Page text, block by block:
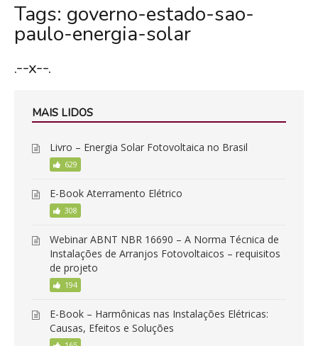
Tags: governo-estado-sao-
paulo-energia-solar
.--x--.
MAIS LIDOS
Livro – Energia Solar Fotovoltaica no Brasil
629
E-Book Aterramento Elétrico
308
Webinar ABNT NBR 16690 – A Norma Técnica de
Instalações de Arranjos Fotovoltaicos – requisitos
de projeto
194
E-Book – Harmônicas nas Instalações Elétricas:
Causas, Efeitos e Soluções